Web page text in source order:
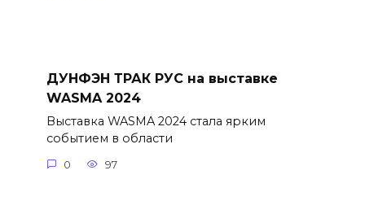
ДУНФЭН ТРАК РУС на выставке
WASMA 2024
Выставка WASMA 2024 стала ярким
событием в области
0 97